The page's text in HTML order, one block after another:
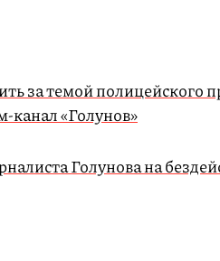
за темой полицейского
канал «Голунов»
Голунова на